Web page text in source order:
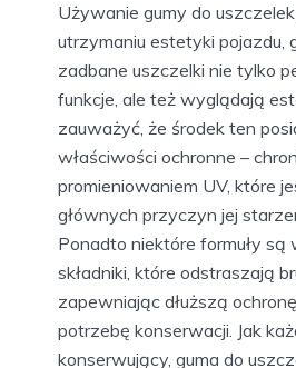
Używanie gumy do
utrzymaniu estetyki pojazdu,
zadbane uszczelki nie tylko
funkcje, ale też wyglądają
zauważyć, że środek ten
właściwości ochronne –
promieniowaniem UV, które
głównych przyczyn jej
Ponadto niektóre formuły są
składniki, które odstraszają
zapewniając dłuższą
potrzebę konserwacji. Jak
konserwujący, guma do